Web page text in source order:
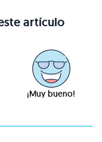
artículo
¡Muy bueno!